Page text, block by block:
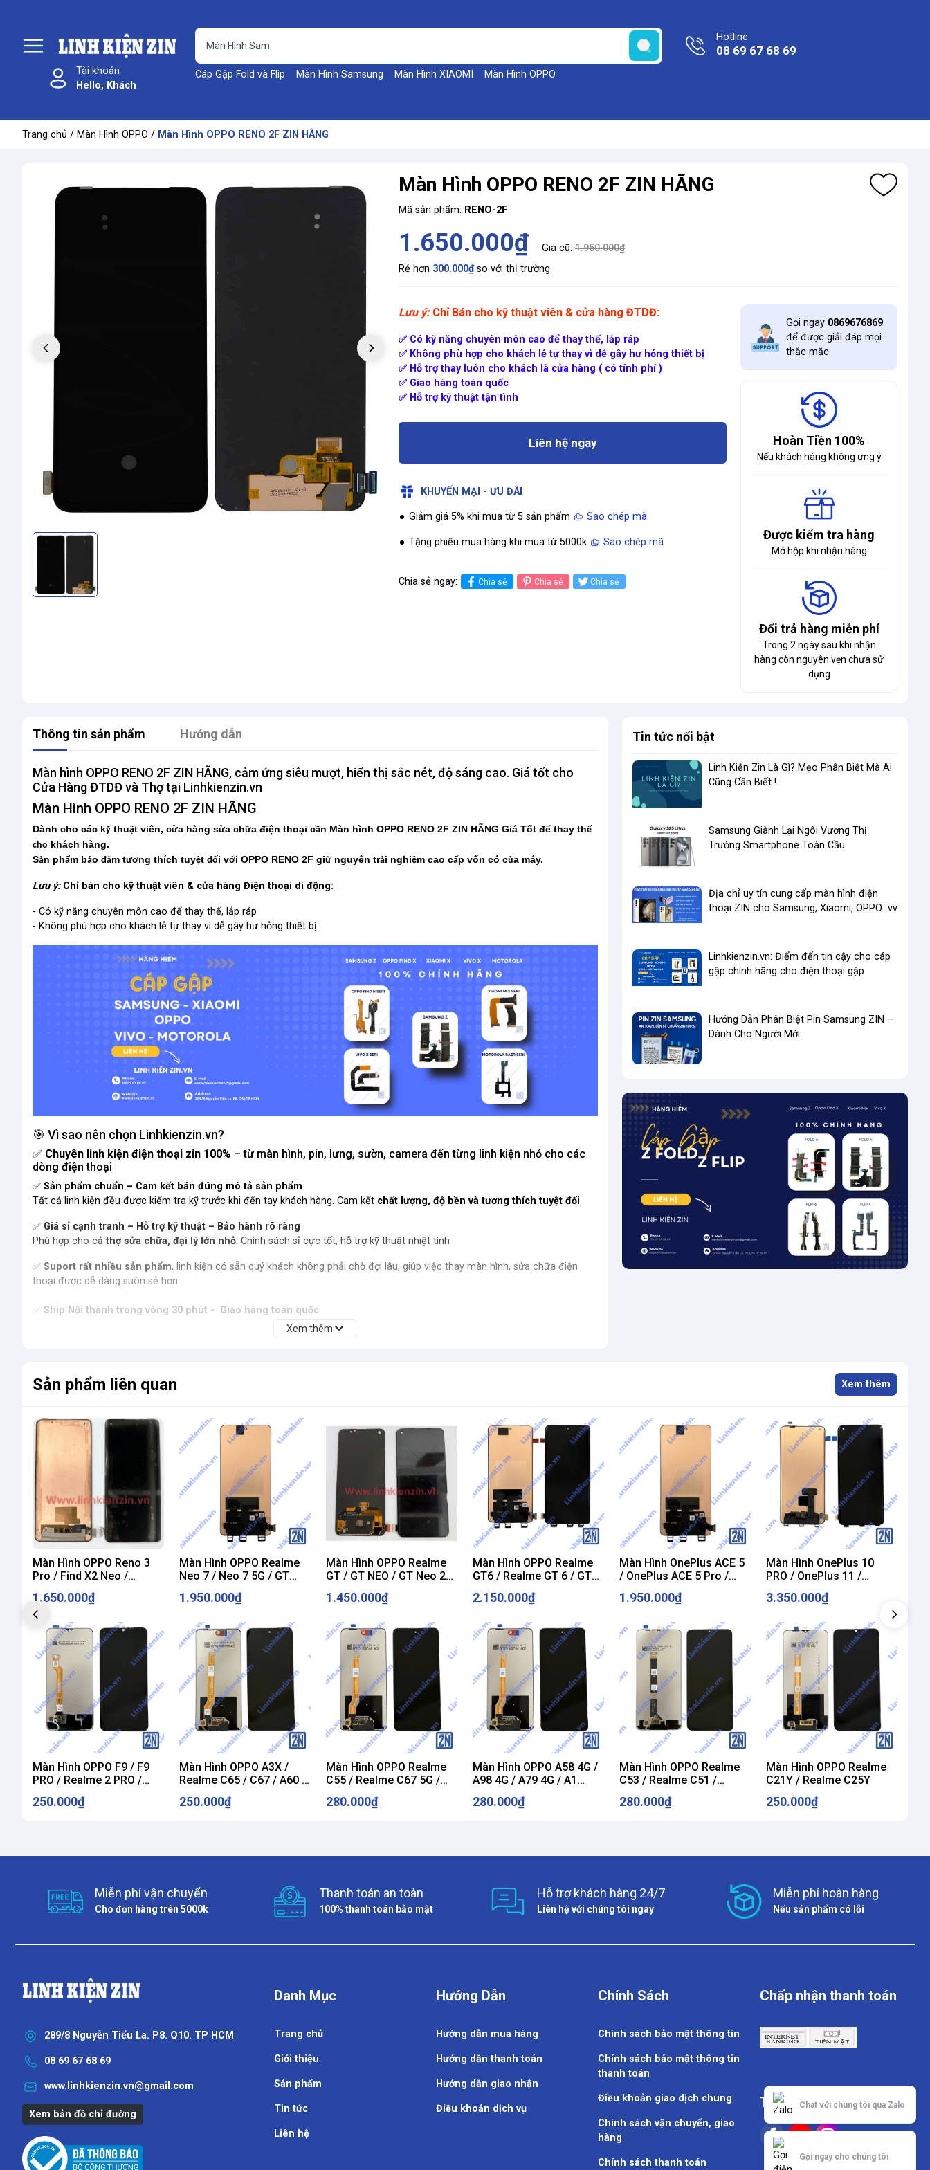
Cáp Gập Fold và Flip Màn Hình Samsung Màn Hình XIAOMI Màn Hình OPPO
Hotline
08 69 67 68 69
Tài khoản
Hello, Khách
Trang chủ / Màn Hình OPPO / Màn Hình OPPO RENO 2F ZIN HÃNG
Màn Hình OPPO RENO 2F ZIN HÃNG
Mã sản phẩm: RENO-2F
1.650.000₫ Giá cũ:1.950.000₫
Rẻ hơn 300.000₫so với thị trường
Lưu ý: Chỉ Bán cho kỹ thuật viên & cửa hàng ĐTDĐ:
✅ Có kỹ năng chuyên môn cao để thay thế, lắp ráp
✅ Không phù hợp cho khách lẻ tự thay vì dễ gây hư hỏng thiết bị
✅ Hỗ trợ thay luôn cho khách là cửa hàng ( có tính phí )
✅ Giao hàng toàn quốc
✅ Hỗ trợ kỹ thuật tận tình
Liên hệ ngay
KHUYẾN MẠI - ƯU ĐÃI
Giảm giá 5% khi mua từ 5 sản phẩm Sao chép mã
Tặng phiếu mua hàng khi mua từ 5000k Sao chép mã
Chia sẻ ngay: Chia sẻ Chia sẻ Chia sẻ
Gọi ngay 0869676869
để được giải đáp mọi
thắc mắc
Hoàn Tiền 100%
Nếu khách hàng không ưng ý
Được kiểm tra hàng
Mở hộp khi nhận hàng
Đổi trả hàng miễn phí
Trong 2 ngày sau khi nhận
hàng còn nguyên vẹn chưa sử
dụng
Thông tin sản phẩm Hướng dẫn
Màn hình OPPO RENO 2F ZIN HÃNG, cảm ứng siêu mượt, hiển thị sắc nét, độ sáng cao. Giá tốt cho
Cửa Hàng ĐTDĐ và Thợ tại Linhkienzin.vn
Màn Hình OPPO RENO 2F ZIN HÃNG
Dành cho các kỹ thuật viên, cửa hàng sửa chữa điện thoại cần Màn hình OPPO RENO 2F ZIN HÃNG Giá Tốt để thay thế
cho khách hàng.
Sản phẩm bảo đảm tương thích tuyệt đối với OPPO RENO 2F giữ nguyên trải nghiệm cao cấp vốn có của máy.
Lưu ý: Chỉ bán cho kỹ thuật viên & cửa hàng Điện thoại di động:
- Có kỹ năng chuyên môn cao để thay thế, lắp ráp
- Không phù hợp cho khách lẻ tự thay vì dễ gây hư hỏng thiết bị
🎯 Vì sao nên chọn Linhkienzin.vn?
✅ Chuyên linh kiện điện thoại zin 100% – từ màn hình, pin, lưng, sườn, camera đến từng linh kiện nhỏ cho các
dòng điện thoại
✅ Sản phẩm chuẩn – Cam kết bán đúng mô tả sản phẩm
Tất cả linh kiện đều được kiểm tra kỹ trước khi đến tay khách hàng. Cam kết chất lượng, độ bền và tương thích tuyệt đối.
✅ Giá sỉ cạnh tranh – Hỗ trợ kỹ thuật – Bảo hành rõ ràng
Phù hợp cho cả thợ sửa chữa, đại lý lớn nhỏ. Chính sách sỉ cực tốt, hỗ trợ kỹ thuật nhiệt tình
✅ Suport rất nhiều sản phẩm, linh kiện có sẵn quý khách không phải chờ đợi lâu, giúp việc thay màn hình, sửa chữa điện
thoại được dễ dàng suôn sẻ hơn
✅ Ship Nội thành trong vòng 30 phút - Giao hàng toàn quốc
Đóng gói cẩn thận, giao nhanh nội thành, 1–3 ngày toàn quốc. Hỗ trợ đổi trả nếu lỗi do nhà sản xuất.
Xem thêm
Tin tức nổi bật
Linh Kiện Zin Là Gì? Mẹo Phân Biệt Mà Ai
Cũng Cần Biết !
​Samsung Giành Lại Ngôi Vương Thị
Trường Smartphone Toàn Cầu
Địa chỉ uy tín cung cấp màn hình điện
thoại ZIN cho Samsung, Xiaomi, OPPO...vv
Linhkienzin.vn: Điểm đến tin cậy cho cáp
gập chính hãng cho điện thoại gập
Hướng Dẫn Phân Biệt Pin Samsung ZIN –
Dành Cho Người Mới
Sản phẩm liên quan Xem thêm
Màn Hình OPPO Reno 3
Pro / Find X2 Neo /
OnePlus 8 ZIN
1.650.000₫
Màn Hình OPPO Realme
Neo 7 / Neo 7 5G / GT
1.950.000₫
Màn Hình OPPO Realme
GT / GT NEO / GT Neo 2T
/ Master Edition / X7 Max
ZIN
1.450.000₫
Màn Hình OPPO Realme
GT6 / Realme GT 6 / GT6
2.150.000₫
Màn Hình OnePlus ACE 5
/ OnePlus ACE 5 Pro /
OnePlus 13R Zin Hãng
1.950.000₫
Màn Hình OnePlus 10
PRO / OnePlus 11 /
OnePlus 11 PRO Zin Hãng
3.350.000₫
Màn Hình OPPO F9 / F9
PRO / Realme 2 PRO /
250.000₫
Màn Hình OPPO A3X /
Realme C65 / C67 / A60 /
V60 / X60 / Realme 12X
250.000₫
Màn Hình OPPO Realme
C55 / Realme C67 5G /
Realme 11 / Realme 11x /
Realme F23 / Narzo N55 /
280.000₫
Màn Hình OPPO A58 4G /
A98 4G / A79 4G / A1
280.000₫
Màn Hình OPPO Realme
C53 / Realme C51 /
Realme C60 / Realme
Note 50 / Narzo N53
280.000₫
Màn Hình OPPO Realme
C21Y / Realme C25Y
250.000₫
Miễn phí vận chuyển
Cho đơn hàng trên 5000k
Thanh toán an toàn
100% thanh toán bảo mật
Hỗ trợ khách hàng 24/7
Liên hệ với chúng tôi ngay
Miễn phí hoàn hàng
Nếu sản phẩm có lỗi
289/8 Nguyễn Tiểu La. P8. Q10. TP HCM
08 69 67 68 69
www.linhkienzin.vn@gmail.com
Xem bản đồ chỉ đường
Danh Mục
Trang chủ
Giới thiệu
Sản phẩm
Tin tức
Liên hệ
Hướng Dẫn
Hướng dẫn mua hàng
Hướng dẫn thanh toán
Hướng dẫn giao nhận
Điều khoản dịch vụ
Chính Sách
Chính sách bảo mật thông tin
Chính sách bảo mật thông tin
thanh toán
Điều khoản giao dịch chung
Chính sách vận chuyển, giao
hàng
Chính sách thanh toán
Chấp nhận thanh toán
Theo dõi chúng tôi
Chat với chúng tôi qua Zalo
Gọi ngay cho chúng tôi